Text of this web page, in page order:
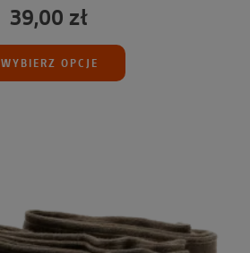
39,00 zł
WYBIERZ OPCJE